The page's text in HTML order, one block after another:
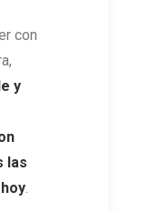
con
y
las
.